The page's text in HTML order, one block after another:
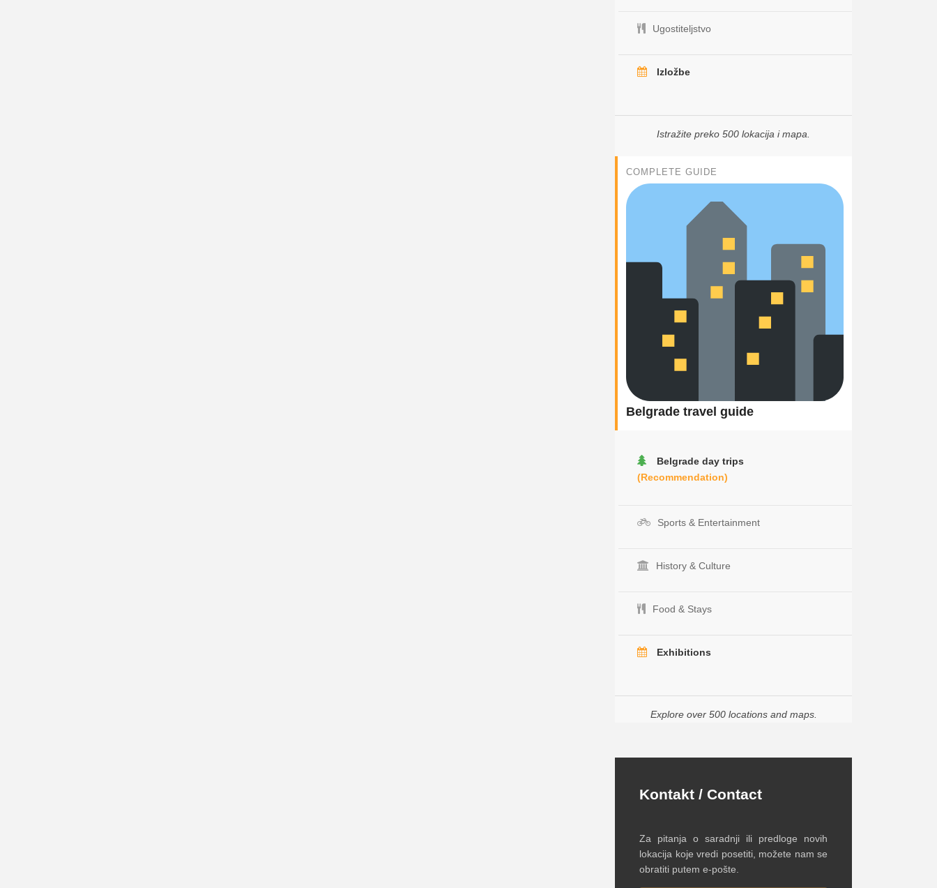
Ugostiteljstvo
Izložbe
Istražite preko 500 lokacija i mapa.
COMPLETE GUIDE
Belgrade travel guide
Belgrade day trips
(Recommendation)
Sports & Entertainment
History & Culture
Food & Stays
Exhibitions
Explore over 500 locations and maps.
Kontakt / Contact
Za pitanja o saradnji ili predloge novih
lokacija koje vredi posetiti, možete nam se
obratiti putem e-pošte.